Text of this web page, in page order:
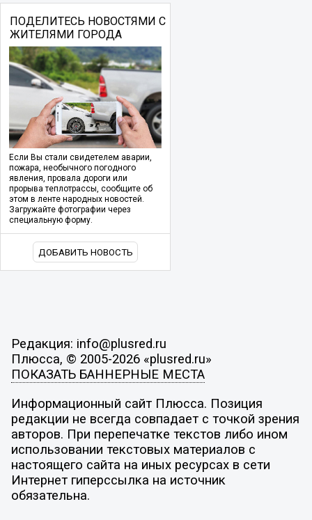
ПОДЕЛИТЕСЬ НОВОСТЯМИ С
ЖИТЕЛЯМИ ГОРОДА
Если Вы стали свидетелем аварии,
пожара, необычного погодного
явления, провала дороги или
прорыва теплотрассы, сообщите об
этом в ленте народных новостей.
Загружайте фотографии через
специальную форму.
ДОБАВИТЬ НОВОСТЬ
Редакция: info@plusred.ru
Плюсса, © 2005-2026 «plusred.ru»
ПОКАЗАТЬ БАННЕРНЫЕ МЕСТА
Информационный сайт Плюсса. Позиция
редакции не всегда совпадает с точкой зрения
авторов. При перепечатке текстов либо ином
использовании текстовых материалов с
настоящего сайта на иных ресурсах в сети
Интернет гиперссылка на источник
обязательна.